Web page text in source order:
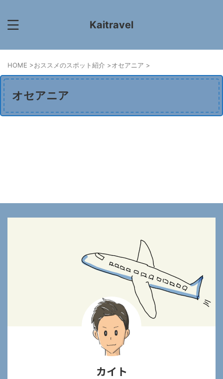
Kaitravel
HOME >おススメのスポット紹介 >オセアニア >
オセアニア
カイト